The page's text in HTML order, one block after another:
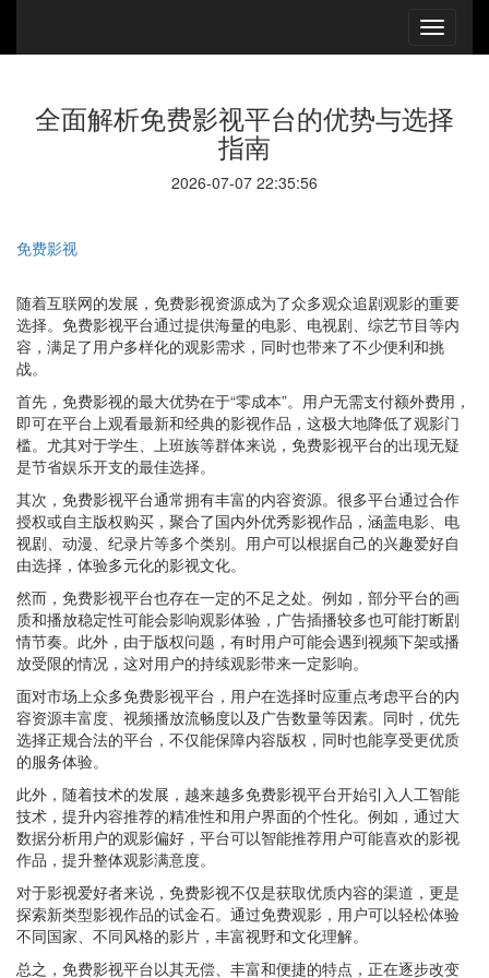
全面解析免费影视平台的优势与选择
指南
2026-07-07 22:35:56
免费影视
随着互联网的发展，免费影视资源成为了众多观众追剧观影的重要
选择。免费影视平台通过提供海量的电影、电视剧、综艺节目等内
容，满足了用户多样化的观影需求，同时也带来了不少便利和挑
战。
首先，免费影视的最大优势在于“零成本”。用户无需支付额外费用，
即可在平台上观看最新和经典的影视作品，这极大地降低了观影门
槛。尤其对于学生、上班族等群体来说，免费影视平台的出现无疑
是节省娱乐开支的最佳选择。
其次，免费影视平台通常拥有丰富的内容资源。很多平台通过合作
授权或自主版权购买，聚合了国内外优秀影视作品，涵盖电影、电
视剧、动漫、纪录片等多个类别。用户可以根据自己的兴趣爱好自
由选择，体验多元化的影视文化。
然而，免费影视平台也存在一定的不足之处。例如，部分平台的画
质和播放稳定性可能会影响观影体验，广告插播较多也可能打断剧
情节奏。此外，由于版权问题，有时用户可能会遇到视频下架或播
放受限的情况，这对用户的持续观影带来一定影响。
面对市场上众多免费影视平台，用户在选择时应重点考虑平台的内
容资源丰富度、视频播放流畅度以及广告数量等因素。同时，优先
选择正规合法的平台，不仅能保障内容版权，同时也能享受更优质
的服务体验。
此外，随着技术的发展，越来越多免费影视平台开始引入人工智能
技术，提升内容推荐的精准性和用户界面的个性化。例如，通过大
数据分析用户的观影偏好，平台可以智能推荐用户可能喜欢的影视
作品，提升整体观影满意度。
对于影视爱好者来说，免费影视不仅是获取优质内容的渠道，更是
探索新类型影视作品的试金石。通过免费观影，用户可以轻松体验
不同国家、不同风格的影片，丰富视野和文化理解。
总之，免费影视平台以其无偿、丰富和便捷的特点，正在逐步改变